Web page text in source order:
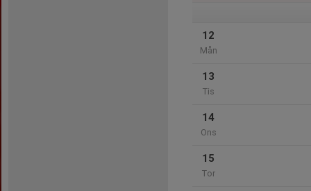
12
Mån
13
Tis
14
Ons
15
Tor